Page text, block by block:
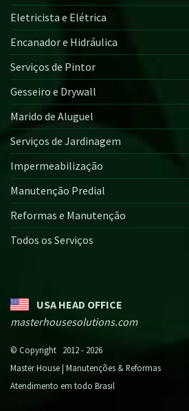
Eletricista e Elétrica
Encanador e Hidráulica
Serviços de Pintor
Gesseiro e Drywall
Marido de Aluguel
Serviços de Jardinagem
Impermeabilização
Manutenção Predial
Reformas e Manutenção
Todos os Serviços
USA HEAD OFFICE
masterhousesolutions.com
© Copyright 2012 - 2026
Master House | Manutenções & Reformas
Atendimento em todo Brasil